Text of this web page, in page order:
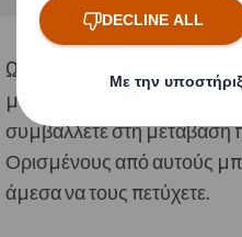
Ωστόσο, για να ξεκινήσετε,
μικρούς και μεγάλους, με
συμβάλλετε στη μετάβαση
Ορισμένους από αυτούς
άμεσα να τους πετύχετε.